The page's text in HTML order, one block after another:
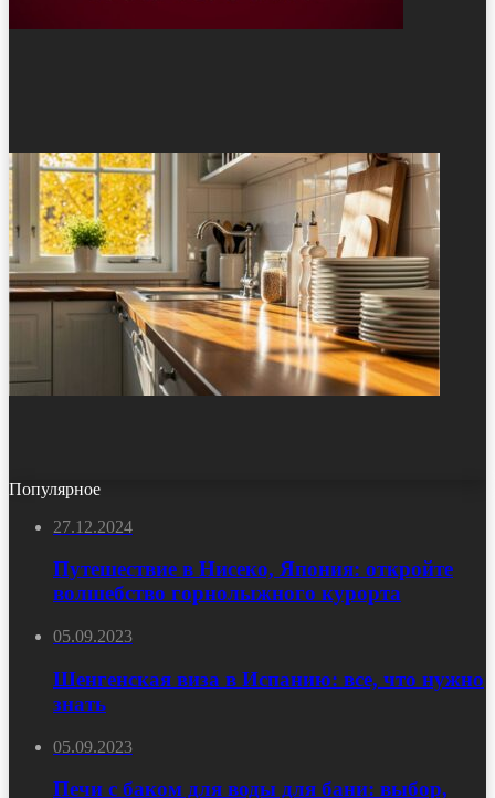
Популярное
27.12.2024
Путешествие в Нисеко, Япония: откройте
волшебство горнолыжного курорта
05.09.2023
Шенгенская виза в Испанию: все, что нужно
знать
05.09.2023
Печи с баком для воды для бани: выбор,